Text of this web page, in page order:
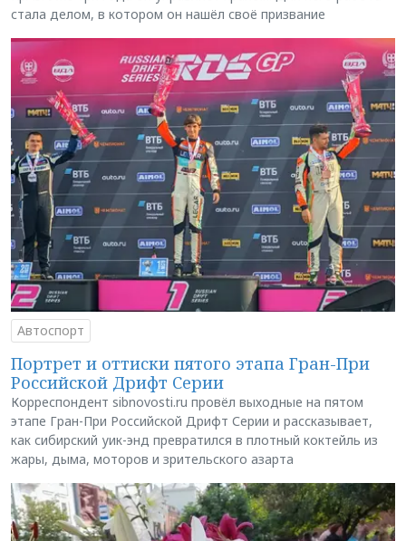
стала делом, в котором он нашёл своё призвание
Автоспорт
Портрет и оттиски пятого этапа Гран-При
Российской Дрифт Серии
Корреспондент sibnovosti.ru провёл выходные на пятом
этапе Гран-При Российской Дрифт Серии и рассказывает,
как сибирский уик-энд превратился в плотный коктейль из
жары, дыма, моторов и зрительского азарта